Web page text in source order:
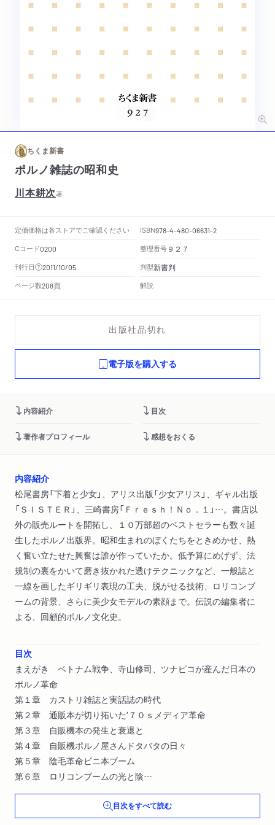
ちくま新書
ポルノ雑誌の昭和史
川本耕次著
定価価格は各ストアでご確認ください ISBN978-4-480-06631-2
Cコード0200 整理番号 ９２７
刊行日 2011/10/05 判型新書判
ページ数208頁 解説
出版社品切れ
電子版を購入する
内容紹介 目次
著作者プロフィール 感想をおくる
内容紹介
松尾書房「下着と少女」、アリス出版「少女アリス」、ギャル出版
「ＳＩＳＴＥＲ」、三崎書房「Ｆｒｅｓｈ！Ｎｏ．１」…。書店以
外の販売ルートを開拓し、１０万部超のベストセラーも数々誕
生したポルノ出版界。昭和生まれのぼくたちをときめかせ、熱
く奮い立たせた興奮は誰が作っていたか。低予算にめげず、法
規制の裏をかいて磨き抜かれた透けテクニックなど、一般誌と
一線を画したギリギリ表現の工夫、脱がせる技術、ロリコンブ
ームの背景、さらに美少女モデルの素顔まで。伝説の編集者に
よる、回顧的ポルノ文化史。
目次
まえがき ベトナム戦争、寺山修司、ツナピコが産んだ日本の
ポルノ革命
第１章 カストリ雑誌と実話誌の時代
第２章 通販本が切り拓いた’７０ｓメディア革命
第３章 自販機本の発生と衰退と
第４章 自販機ポルノ屋さんドタバタの日々
第５章 陰毛革命ビニ本ブーム
第６章 ロリコンブームの光と陰
あとがき エロ本屋は永遠に勝てない闘いを続けるゲリラであ
目次をすべて読む